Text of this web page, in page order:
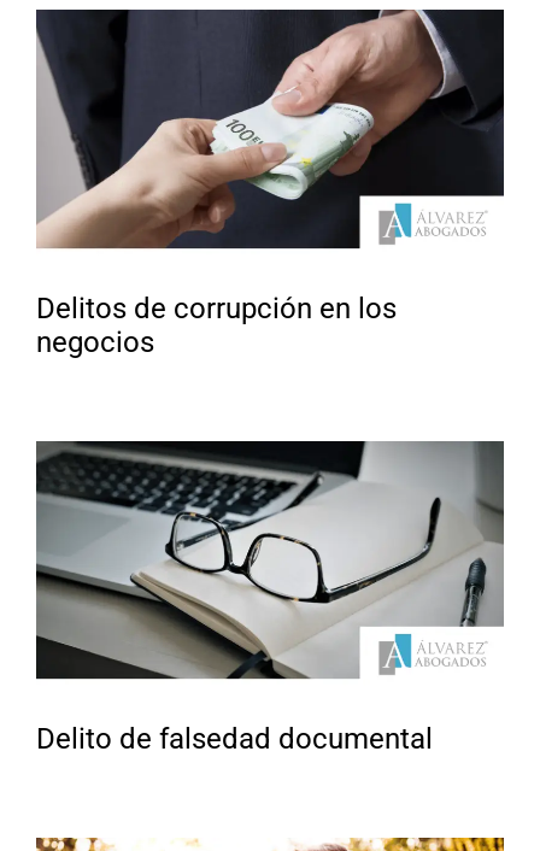
Delitos de corrupción en los
negocios
Delito de falsedad documental